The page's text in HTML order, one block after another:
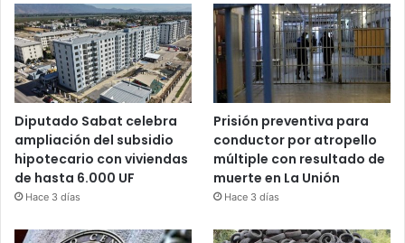
Diputado Sabat celebra
ampliación del subsidio
hipotecario con viviendas
de hasta 6.000 UF
Hace 3 días
Prisión preventiva para
conductor por atropello
múltiple con resultado de
muerte en La Unión
Hace 3 días